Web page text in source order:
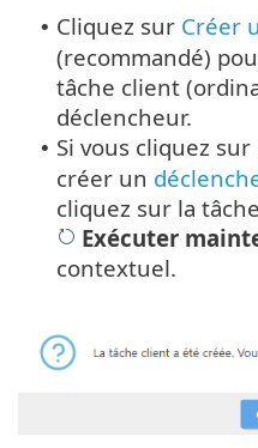
• Cliquez sur Créer
(recommandé)
tâche client
déclencheur.
• Si vous cliquez sur
créer un
cliquez sur la
Exécuter
contextuel.